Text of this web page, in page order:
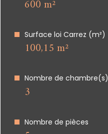
600 m²
Surface loi Carrez (m²)
100,15 m²
Nombre de chambre(s)
3
Nombre de pièces